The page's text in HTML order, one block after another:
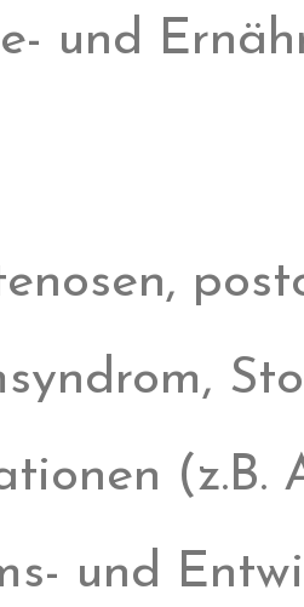
und
(z.B.
und